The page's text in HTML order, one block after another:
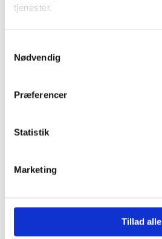
tjenester.
Nødvendig
Præferencer
Statistik
Marketing
Tillad alle